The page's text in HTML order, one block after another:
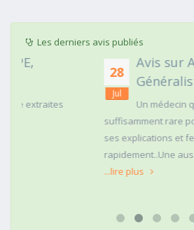
Les derniers avis publiés
Avis sur ARNAUD
Généraliste
Un médecin qui vous
suffisamment rare pour être
ses explications et ferme si une
rapidement..Une auscultation de